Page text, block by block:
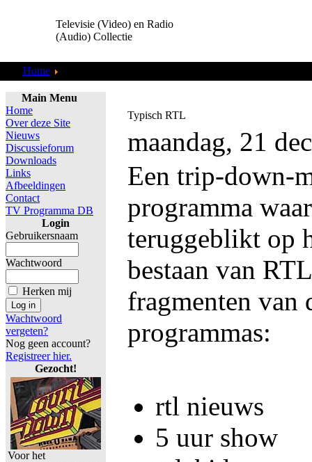
Televisie (Video) en Radio
(Audio) Collectie
Home
Main Menu
Home
Over deze Site
Nieuws
Discussieforum
Downloads
Links
Afbeeldingen
Contact
TV Programma DB
Login
Gebruikersnaam
Wachtwoord
Herken mij
Wachtwoord
vergeten?
Nog geen account?
Registreer hier.
Gezocht!
Voor het
Typisch RTL
maandag, 21
Een trip-down-
programma
teruggeblikt op
bestaan van
fragmenten van
programmas:
rtl nieuws
5 uur show